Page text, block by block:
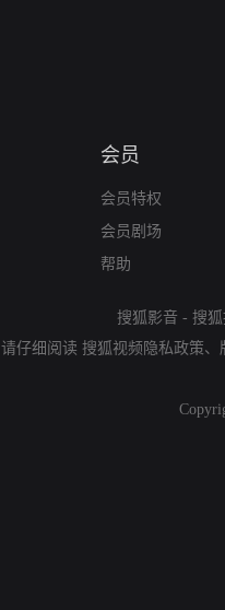
会员
会员特权
会员剧场
帮助
搜狐影音 - 搜
请仔细阅读 搜狐视频隐私政策、